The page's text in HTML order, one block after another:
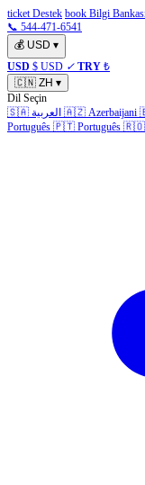
ticket Destek book Bilgi
📞 544-471-6541
💰 USD ▾
USD $ USD ✓ TRY ₺
🇨🇳 ZH ▾
Dil Seçin
🇸🇦 العربية 🇦🇿 Azerbaijani
Português 🇵🇹 Português 🇷🇴